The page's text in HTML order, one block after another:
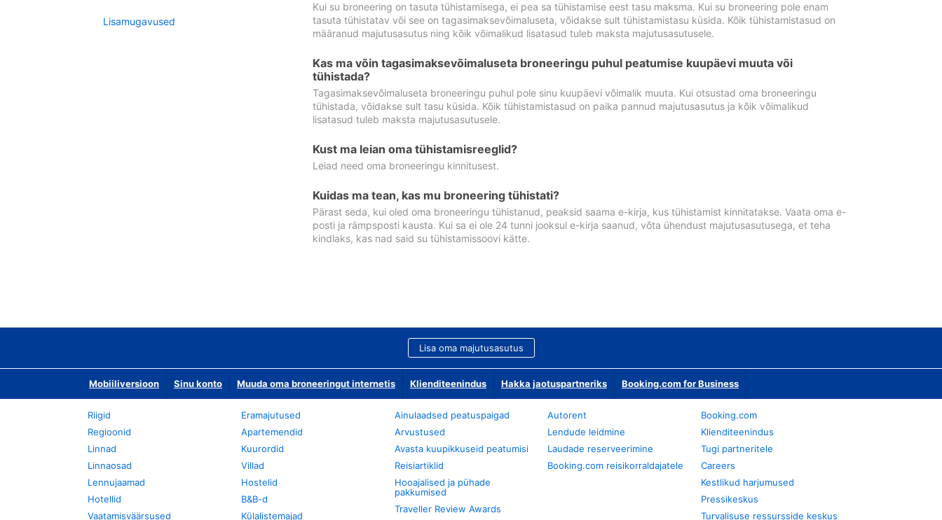
Lisamugavused
Kui su broneering on tasuta tühistamisega, ei pea sa tühistamise eest tasu maksma. Kui su broneering pole enam
tasuta tühistatav või see on tagasimaksevõimaluseta, võidakse sult tühistamistasu küsida. Kõik tühistamistasud on
määranud majutusasutus ning kõik võimalikud lisatasud tuleb maksta majutusasutusele.
Kas ma võin tagasimaksevõimaluseta broneeringu puhul peatumise kuupäevi muuta või
tühistada?
Tagasimaksevõimaluseta broneeringu puhul pole sinu kuupäevi võimalik muuta. Kui otsustad oma broneeringu
tühistada, võidakse sult tasu küsida. Kõik tühistamistasud on paika pannud majutusasutus ja kõik võimalikud
lisatasud tuleb maksta majutusasutusele.
Kust ma leian oma tühistamisreeglid?
Leiad need oma broneeringu kinnitusest.
Kuidas ma tean, kas mu broneering tühistati?
Pärast seda, kui oled oma broneeringu tühistanud, peaksid saama e-kirja, kus tühistamist kinnitatakse. Vaata oma e-
posti ja rämpsposti kausta. Kui sa ei ole 24 tunni jooksul e-kirja saanud, võta ühendust majutusasutusega, et teha
kindlaks, kas nad said su tühistamissoovi kätte.
Lisa oma majutusasutus
Mobiiliversioon Sinu konto Muuda oma broneeringut internetis Klienditeenindus Hakka jaotuspartneriks Booking.com for Business
Riigid
Regioonid
Linnad
Linnaosad
Lennujaamad
Hotellid
Vaatamisväärsused
Eramajutused
Apartemendid
Kuurordid
Villad
Hostelid
B&B-d
Külalistemajad
Ainulaadsed peatuspaigad
Arvustused
Avasta kuupikkuseid peatumisi
Reisiartiklid
Hooajalised ja pühade
pakkumised
Traveller Review Awards
Autorent
Lendude leidmine
Laudade reserveerimine
Booking.com reisikorraldajatele
Booking.com
Klienditeenindus
Tugi partneritele
Careers
Kestlikud harjumused
Pressikeskus
Turvalisuse ressursside keskus